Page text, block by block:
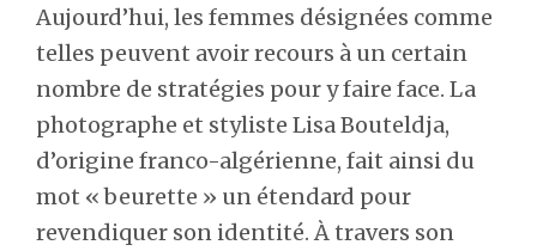
Aujourd’hui, les femmes désignées comme
telles peuvent avoir recours à un certain
nombre de stratégies pour y faire face. La
photographe et styliste Lisa Bouteldja,
d’origine franco-algérienne, fait ainsi du
mot « beurette » un étendard pour
revendiquer son identité. À travers son